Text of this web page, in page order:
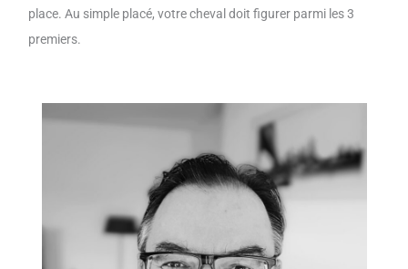
place. Au simple placé, votre cheval doit figurer parmi les 3
premiers.